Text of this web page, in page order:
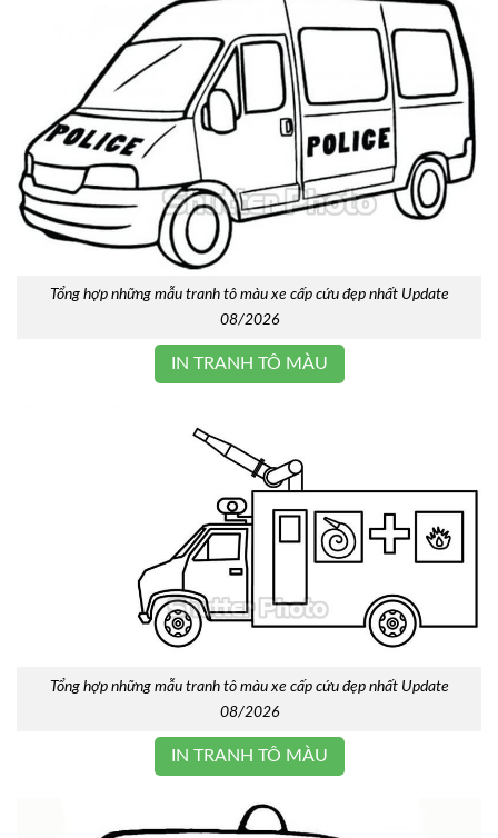
Tổng hợp những mẫu tranh tô màu xe cấp cứu đẹp nhất Update
08/2026
IN TRANH TÔ MÀU
Tổng hợp những mẫu tranh tô màu xe cấp cứu đẹp nhất Update
08/2026
IN TRANH TÔ MÀU